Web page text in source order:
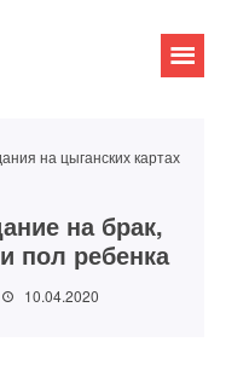
на цыганских картах
на брак,
пол ребенка
10.04.2020